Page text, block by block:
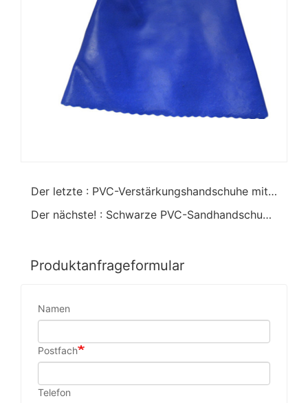
Der letzte : PVC-Verstärkungshandschuhe mit schwerem Baumwollfutter
Der nächste! : Schwarze PVC-Sandhandschuhe zum Warmhalten
Produktanfrageformular
Namen
Postfach
Telefon